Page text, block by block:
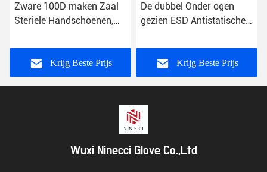
Zware 100D maken Zaal
Steriele Handschoenen,
Handschoenen
Gemeenschappelijke Band
schoon
Krijg Beste Prijs
De dubbel Onder ogen
gezien ESD Antistatische
Vrije Steekproeven van de
Handschoenenvezel
Krijg Beste Prijs
Wuxi Ninecci Glove Co.,Ltd